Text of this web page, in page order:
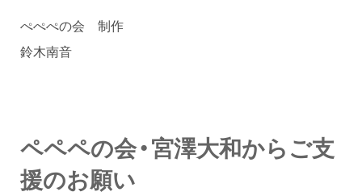
ぺぺぺの会 制作
鈴木南音
ペペペの会・宮澤大和からご支
援のお願い